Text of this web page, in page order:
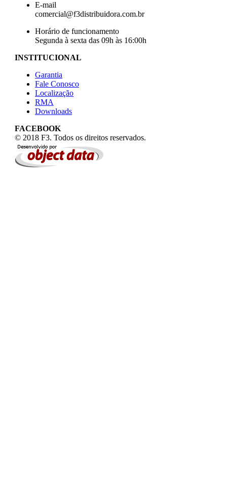
E-mail
comercial@f3distribuidora.com.br
Horário de funcionamento
Segunda à sexta das 09h às 16:00h
INSTITUCIONAL
Garantia
Fale Conosco
Localização
RMA
Downloads
FACEBOOK
© 2018 F3. Todos os direitos reservados.